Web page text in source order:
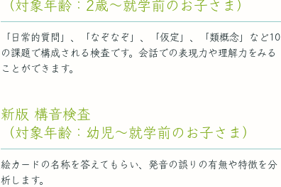
（対象年齢：2歳～就学前のお子さま）
「日常的質問」、「なぞなぞ」、「仮定」、「類概念」など10
の課題で構成される検査です。会話での表現力や理解力をみる
ことができます。
新版 構音検査
（対象年齢：幼児～就学前のお子さま）
絵カードの名称を答えてもらい、発音の誤りの有無や特徴を分
析します。